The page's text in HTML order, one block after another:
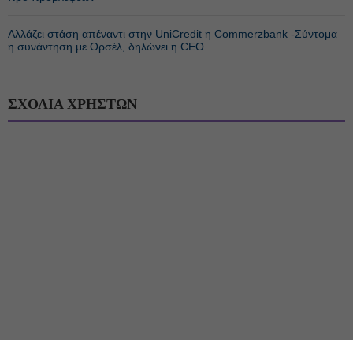
Αλλάζει στάση απέναντι στην UniCredit η Commerzbank -Σύντομα
η συνάντηση με Ορσέλ, δηλώνει η CEO
ΣΧΟΛΙΑ ΧΡΗΣΤΩΝ